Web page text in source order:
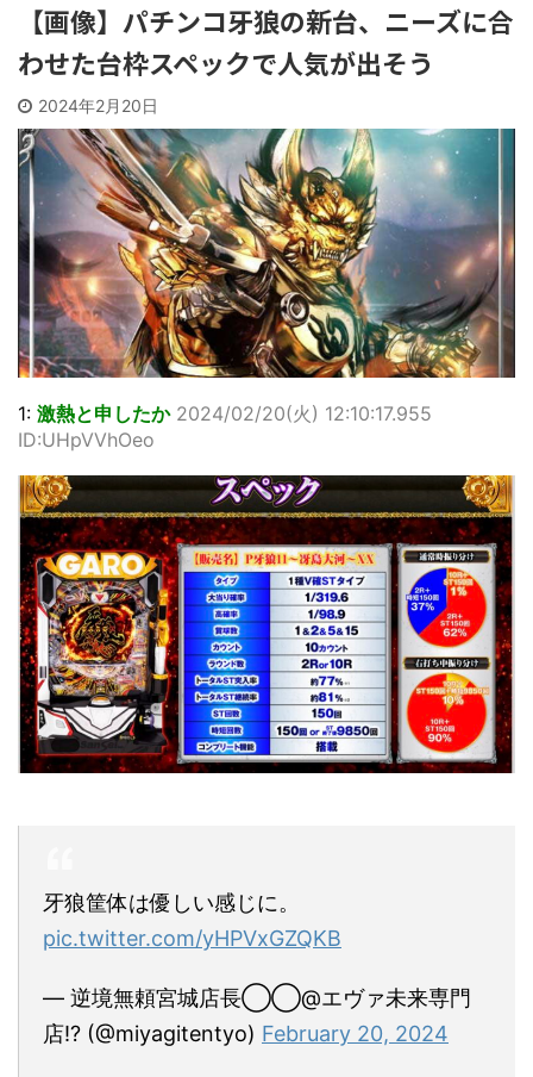
【画像】パチンコ牙狼の新台、ニーズに合
わせた台枠スペックで人気が出そう
2024年2月20日
1: 激熱と申したか 2024/02/20(火) 12:10:17.955
ID:UHpVVhOeo
牙狼筐体は優しい感じに。
pic.twitter.com/yHPVxGZQKB
— 逆境無頼宮城店長◯◯@エヴァ未来専門
店!? (@miyagitentyo) February 20, 2024